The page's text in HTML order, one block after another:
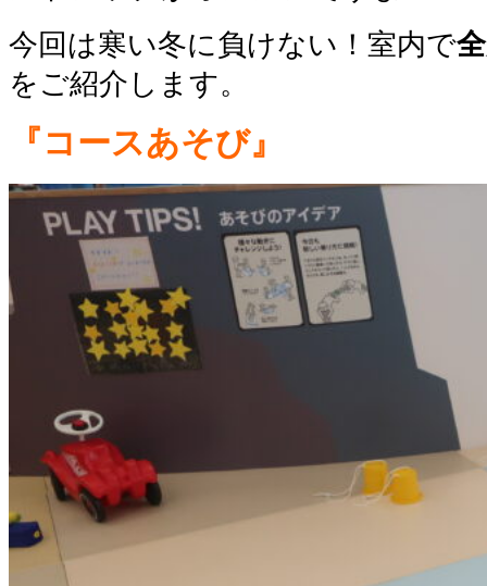
今回は寒い冬に負けない！室内で
をご紹介します。
『コースあそび』